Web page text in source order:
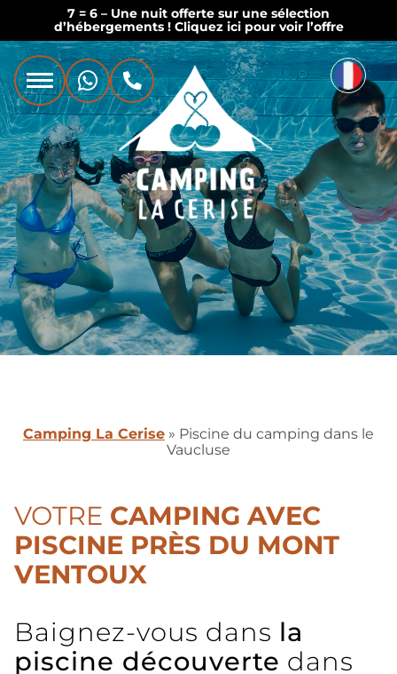
7 = 6 – Une nuit offerte sur une sélection
d’hébergements ! Cliquez ici pour voir l’offre
Camping La Cerise » Piscine du camping dans le
Vaucluse
VOTRE CAMPING AVEC
PISCINE PRÈS DU MONT
VENTOUX
Baignez-vous dans la
piscine découverte dans